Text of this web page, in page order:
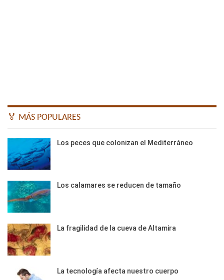
🏅 MÁS POPULARES
Los peces que colonizan el Mediterráneo
Los calamares se reducen de tamaño
La fragilidad de la cueva de Altamira
La tecnología afecta nuestro cuerpo